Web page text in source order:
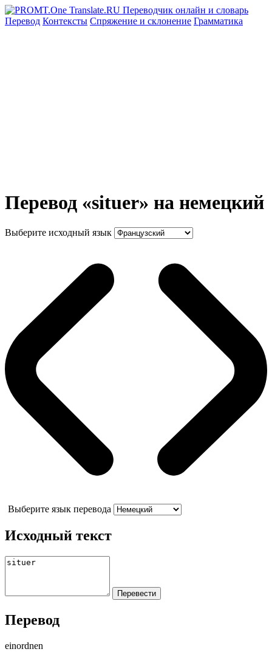
Перевод Контексты Спряжение и склонение Грамматика
Перевод «situer» на немецкий
Выберите исходный язык
Выберите язык перевода
Исходный текст
Перевод
einordnen